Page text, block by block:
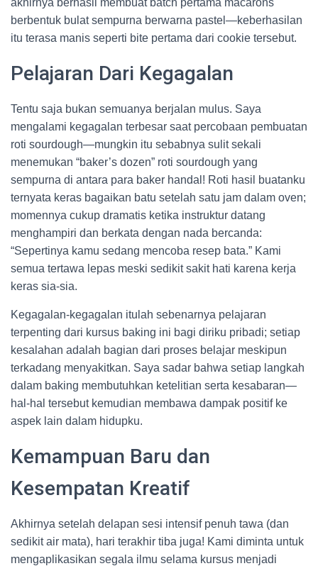
akhirnya berhasil membuat batch pertama macarons
berbentuk bulat sempurna berwarna pastel—keberhasilan
itu terasa manis seperti bite pertama dari cookie tersebut.
Pelajaran Dari Kegagalan
Tentu saja bukan semuanya berjalan mulus. Saya
mengalami kegagalan terbesar saat percobaan pembuatan
roti sourdough—mungkin itu sebabnya sulit sekali
menemukan “baker’s dozen” roti sourdough yang
sempurna di antara para baker handal! Roti hasil buatanku
ternyata keras bagaikan batu setelah satu jam dalam oven;
momennya cukup dramatis ketika instruktur datang
menghampiri dan berkata dengan nada bercanda:
“Sepertinya kamu sedang mencoba resep bata.” Kami
semua tertawa lepas meski sedikit sakit hati karena kerja
keras sia-sia.
Kegagalan-kegagalan itulah sebenarnya pelajaran
terpenting dari kursus baking ini bagi diriku pribadi; setiap
kesalahan adalah bagian dari proses belajar meskipun
terkadang menyakitkan. Saya sadar bahwa setiap langkah
dalam baking membutuhkan ketelitian serta kesabaran—
hal-hal tersebut kemudian membawa dampak positif ke
aspek lain dalam hidupku.
Kemampuan Baru dan
Kesempatan Kreatif
Akhirnya setelah delapan sesi intensif penuh tawa (dan
sedikit air mata), hari terakhir tiba juga! Kami diminta untuk
mengaplikasikan segala ilmu selama kursus menjadi